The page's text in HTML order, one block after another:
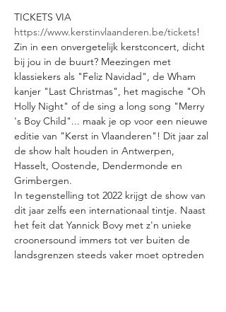
TICKETS VIA
https://www.kerstinvlaanderen.be/tickets!
Zin in een onvergetelijk kerstconcert, dicht
bij jou in de buurt? Meezingen met
klassiekers als "Feliz Navidad", de Wham
kanjer "Last Christmas", het magische "Oh
Holly Night" of de sing a long song "Merry
's Boy Child"... maak je op voor een nieuwe
editie van "Kerst in Vlaanderen"! Dit jaar zal
de show halt houden in Antwerpen,
Hasselt, Oostende, Dendermonde en
Grimbergen.
In tegenstelling tot 2022 krijgt de show van
dit jaar zelfs een internationaal tintje. Naast
het feit dat Yannick Bovy met z'n unieke
croonersound immers tot ver buiten de
landsgrenzen steeds vaker moet optreden